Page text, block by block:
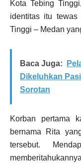
Kota Tebing
identitas itu tewas
Tinggi – Medan
Baca Juga:
Dikeluhkan
Sorotan
Korban pertama
bernama Rita
tersebut.